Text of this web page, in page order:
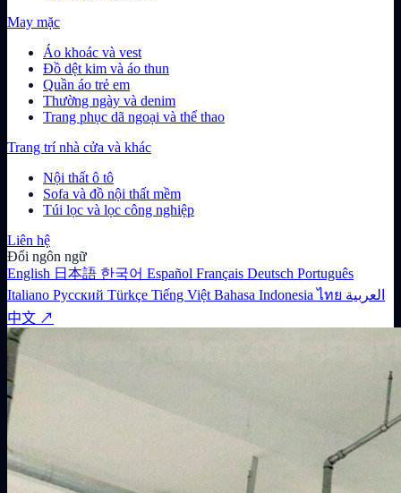
May mặc
Áo khoác và vest
Đồ dệt kim và áo thun
Quần áo trẻ em
Thường ngày và denim
Trang phục dã ngoại và thể thao
Trang trí nhà cửa và khác
Nội thất ô tô
Sofa và đồ nội thất mềm
Túi lọc và lọc công nghiệp
Liên hệ
Đổi ngôn ngữ
English 日本語 한국어 Español Français Deutsch Português
Italiano Русский Türkçe Tiếng Việt Bahasa Indonesiaไทย العربية
中文 ↗